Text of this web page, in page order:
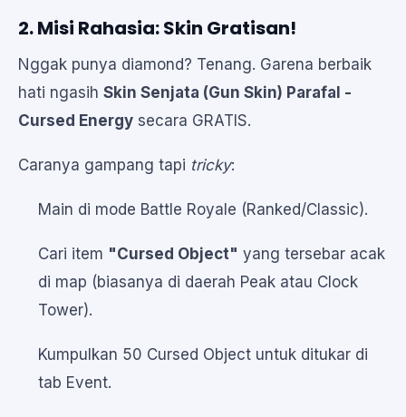
2. Misi Rahasia: Skin Gratisan!
Nggak punya diamond? Tenang. Garena berbaik
hati ngasih Skin Senjata (Gun Skin) Parafal -
Cursed Energy secara GRATIS.
Caranya gampang tapi tricky:
Main di mode Battle Royale (Ranked/Classic).
Cari item "Cursed Object" yang tersebar acak
di map (biasanya di daerah Peak atau Clock
Tower).
Kumpulkan 50 Cursed Object untuk ditukar di
tab Event.